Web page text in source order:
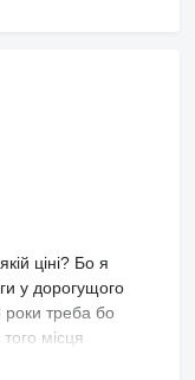
ціні? Бо я
у дорогущого
роки треба бо
місця